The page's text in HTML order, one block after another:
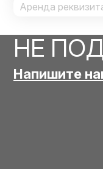
Аренда
НЕ
Напишите